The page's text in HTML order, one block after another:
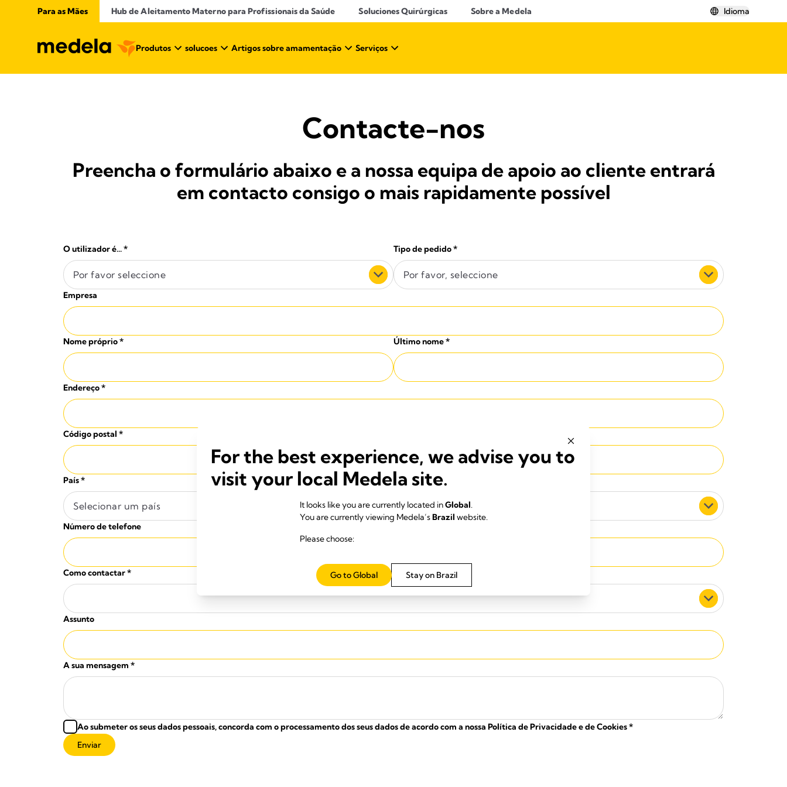
Para as Mães Hub de Aleitamento Materno para Profissionais da Saúde​ Soluciones Quirúrgicas Sobre a Medela Idioma
Produtos solucoes Artigos sobre amamentação​ Serviços
Contacte-nos
Preencha o formulário abaixo e a nossa equipa de apoio ao cliente entrará
em contacto consigo o mais rapidamente possível
O utilizador é...*
Por favor seleccione
Tipo de pedido*
Por favor, seleccione
Empresa
Nome próprio* Último nome*
Endereço*
Código postal *
País*
Selecionar um país
Número de telefone
Como contactar*
Assunto
A sua mensagem *
Ao submeter os seus dados pessoais, concorda com o processamento dos seus dados de acordo com a nossa Política de Privacidade e de Cookies*
Enviar
For the best experience, we advise you to
visit your local Medela site.
It looks like you are currently located inGlobal.
You are currently viewing Medela’sBrazil website.
Please choose:
Stay on Brazil
Go to Global